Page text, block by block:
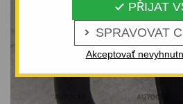
 SPRAVOVAT
 PŘIJAT
Akceptovať